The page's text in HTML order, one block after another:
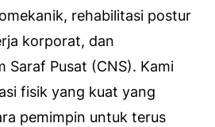
rehabilitasi postur
korporat, dan
Saraf Pusat (CNS). Kami
fisik yang kuat yang
pemimpin untuk terus